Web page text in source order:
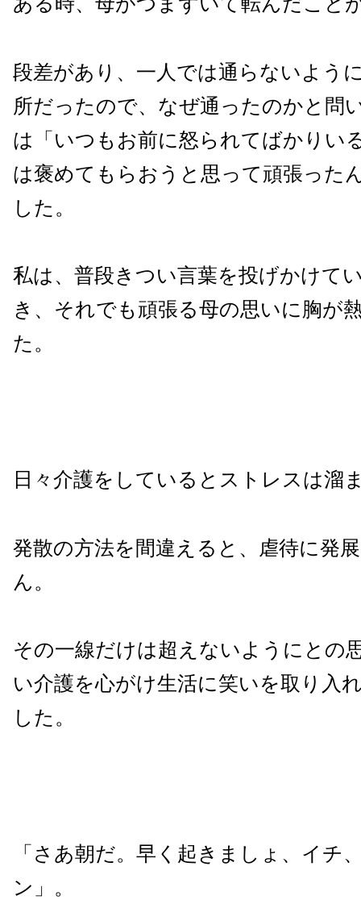
段差があり、一人では通らないよう
所だったので、なぜ通ったのかと問
は「いつもお前に怒られてばかりい
は褒めてもらおうと思って頑張った
した。
私は、普段きつい言葉を投げかけて
き、それでも頑張る母の思いに胸が
た。
日々介護をしているとストレスは溜
発散の方法を間違えると、虐待に発
ん。
その一線だけは超えないようにとの
い介護を心がけ生活に笑いを取り入
した。
「さあ朝だ。早く起きましょ、イチ
ン」。